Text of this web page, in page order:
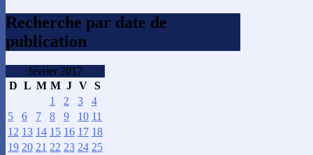
Recherche par date de
publication
février 2017
D L M M J V S
1
2 3
4
5
6 7 8 9 10 11
12 13 14 15 16 17 18
19 20 21 22 23 24 25